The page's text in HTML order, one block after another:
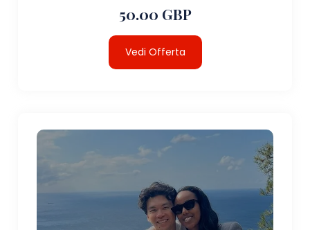
50.00 GBP
Vedi Offerta